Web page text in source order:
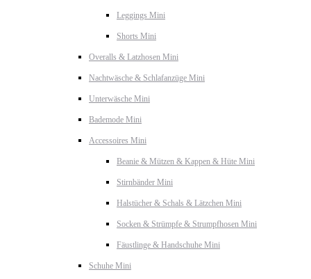
Leggings Mini
Shorts Mini
Overalls & Latzhosen Mini
Nachtwäsche & Schlafanzüge Mini
Unterwäsche Mini
Bademode Mini
Accessoires Mini
Beanie & Mützen & Kappen & Hüte Mini
Stirnbänder Mini
Halstücher & Schals & Lätzchen Mini
Socken & Strümpfe & Strumpfhosen Mini
Fäustlinge & Handschuhe Mini
Schuhe Mini